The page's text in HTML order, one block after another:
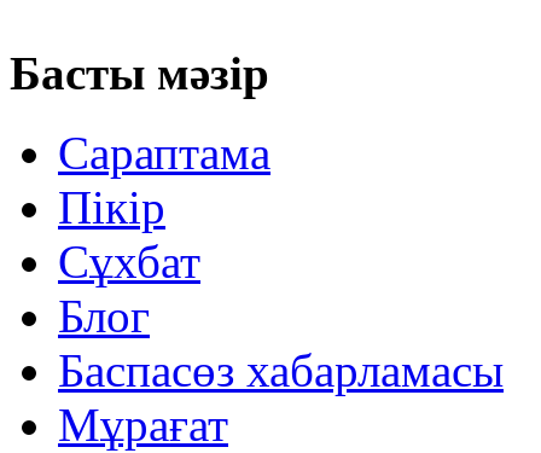
Басты мәзір
Сараптама
Пікір
Cұхбат
Блог
Баспасөз хабарламасы
Мұрағат